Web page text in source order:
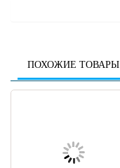
ПОХОЖИЕ ТОВАРЫ